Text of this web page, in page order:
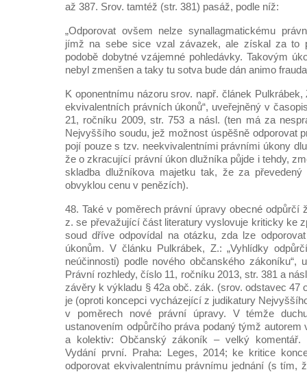
až 387. Srov. tamtéž (str. 381) pasáž, podle níž:
„Odporovat ovšem nelze synallagmatickému
jímž na sebe sice vzal závazek, ale získal za to
podobě dobytné vzájemné pohledávky. Takovým
nebyl zmenšen a taky tu sotva bude dán animo
K oponentnímu názoru srov. např. článek Pulkrábek,
ekvivalentních právních úkonů“, uveřejněný v
21, ročníku 2009, str. 753 a násl. (ten má za
Nejvyššího soudu, jež možnost úspěšně odporovat
pojí pouze s tzv. neekvivalentními právními úkony
že o zkracující právní úkon dlužníka půjde i tehdy,
skladba dlužníkova majetku tak, že za
obvyklou cenu v penězích).
48. Také v poměrech právní úpravy obecné odpůrčí
z. se převažující část literatury vyslovuje kriticky ke
soud dříve odpovídal na otázku, zda lze
úkonům. V článku Pulkrábek, Z.: „Vyhlídky
neúčinnosti) podle nového občanského zákoníku“,
Právní rozhledy, číslo 11, ročníku 2013, str. 381 a
závěry k výkladu § 42a obč. zák. (srov. odstavec 47
je (oproti koncepci vycházející z judikatury
v poměrech nové právní úpravy. V témže
ustanovením odpůrčího práva podaný týmž autorem
a kolektiv: Občanský zákoník – velký komentář.
Vydání první. Praha: Leges, 2014; ke kritice
odporovat ekvivalentnímu právnímu jednání (s tím,